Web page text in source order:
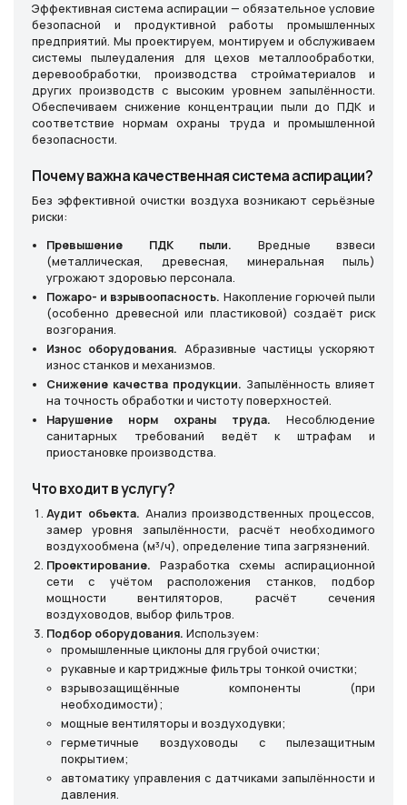
Эффективная система аспирации — обязательное условие
безопасной и продуктивной работы промышленных
предприятий. Мы проектируем, монтируем и обслуживаем
системы пылеудаления для цехов металлообработки,
деревообработки, производства стройматериалов и
других производств с высоким уровнем запылённости.
Обеспечиваем снижение концентрации пыли до ПДК и
соответствие нормам охраны труда и промышленной
безопасности.
Почему важна качественная система аспирации?
Без эффективной очистки воздуха возникают серьёзные
риски:
Превышение ПДК пыли. Вредные взвеси
(металлическая, древесная, минеральная пыль)
угрожают здоровью персонала.
Пожаро- и взрывоопасность. Накопление горючей пыли
(особенно древесной или пластиковой) создаёт риск
возгорания.
Износ оборудования. Абразивные частицы ускоряют
износ станков и механизмов.
Снижение качества продукции. Запылённость влияет
на точность обработки и чистоту поверхностей.
Нарушение норм охраны труда. Несоблюдение
санитарных требований ведёт к штрафам и
приостановке производства.
Что входит в услугу?
Аудит объекта. Анализ производственных процессов,
замер уровня запылённости, расчёт необходимого
воздухообмена (м³/ч), определение типа загрязнений.
Проектирование. Разработка схемы аспирационной
сети с учётом расположения станков, подбор
мощности вентиляторов, расчёт сечения
воздуховодов, выбор фильтров.
Подбор оборудования. Используем:
промышленные циклоны для грубой очистки;
рукавные и картриджные фильтры тонкой очистки;
взрывозащищённые компоненты (при
необходимости);
мощные вентиляторы и воздуходувки;
герметичные воздуховоды с пылезащитным
покрытием;
автоматику управления с датчиками запылённости и
давления.